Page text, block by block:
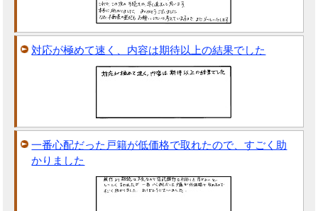
対応が極めて速く、内容は期待以上の結果でした
一番心配だった戸籍が低価格で取れたので、すごく助
かりました